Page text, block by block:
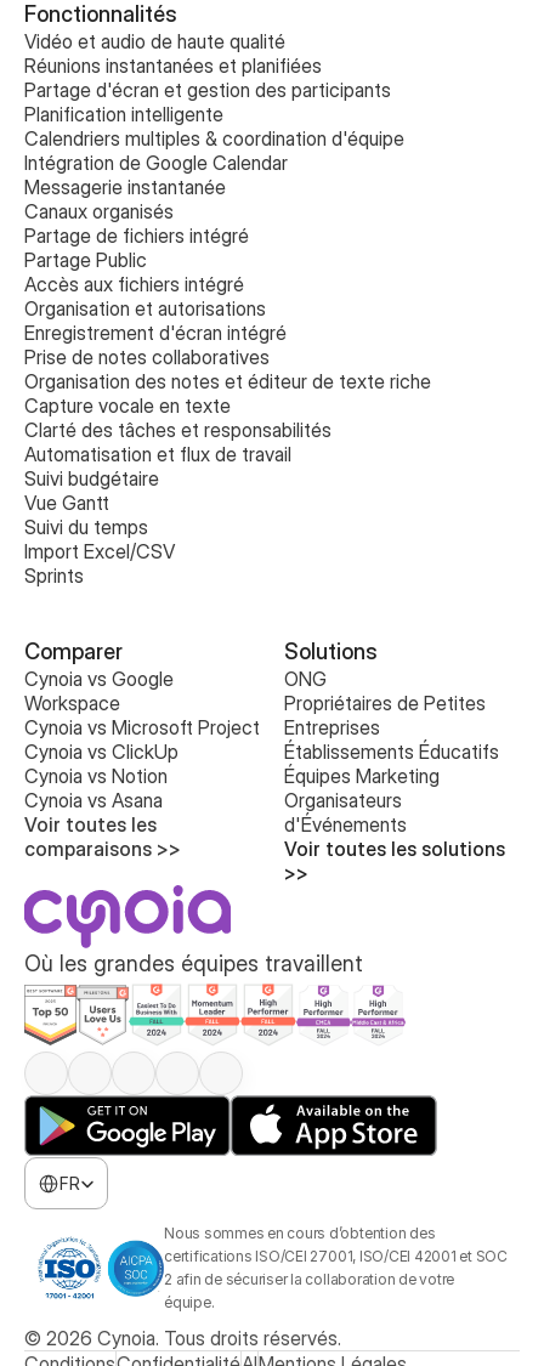
Où les grandes équipes travaillent
Select Language
FR
Nous sommes en cours d’obtention des
certifications ISO/CEI 27001, ISO/CEI 42001 et SOC
2 afin de sécuriser la collaboration de votre
équipe.
© 2026 Cynoia. Tous droits réservés.
Fonctionnalités
Vidéo et audio de haute qualité
Réunions instantanées et planifiées
Partage d'écran et gestion des participants
Planification intelligente
Calendriers multiples & coordination d'équipe
Intégration de Google Calendar
Messagerie instantanée
Canaux organisés
Partage de fichiers intégré
Partage Public
Accès aux fichiers intégré
Organisation et autorisations
Enregistrement d'écran intégré
Prise de notes collaboratives
Organisation des notes et éditeur de texte riche
Capture vocale en texte
Clarté des tâches et responsabilités
Automatisation et flux de travail
Suivi budgétaire
Vue Gantt
Suivi du temps
Import Excel/CSV
Sprints
Solutions
ONG
Propriétaires de Petites
Entreprises
Établissements Éducatifs
Équipes Marketing
Organisateurs
d'Événements
Voir toutes les solutions
>>
Comparer
Cynoia vs Google
Workspace
Cynoia vs Microsoft Project
Cynoia vs ClickUp
Cynoia vs Notion
Cynoia vs Asana
Voir toutes les
comparaisons >>